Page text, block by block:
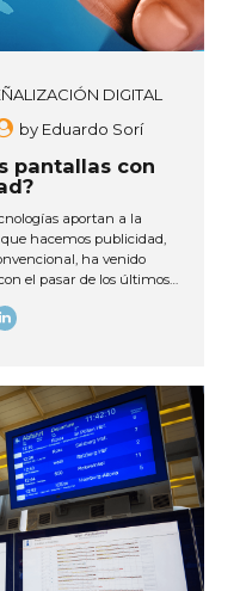
DIGITAL
by Eduardo Sorí
pantallas con
aportan a la
hacemos publicidad,
ha venido
el pasar de los últimos
digitales facilitan y
tecnologías? Panamá es
de tramitología, y
no...